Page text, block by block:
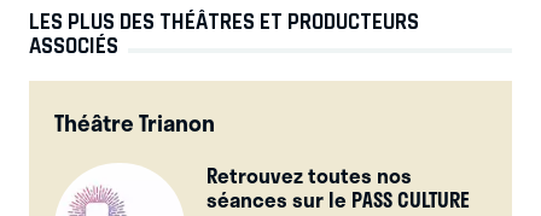
LES PLUS DES THÉÂTRES ET PRODUCTEURS
ASSOCIÉS
Théâtre Trianon
Retrouvez toutes nos
séances sur le PASS CULTURE